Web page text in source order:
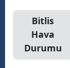
Bitlis
Hava
Durumu